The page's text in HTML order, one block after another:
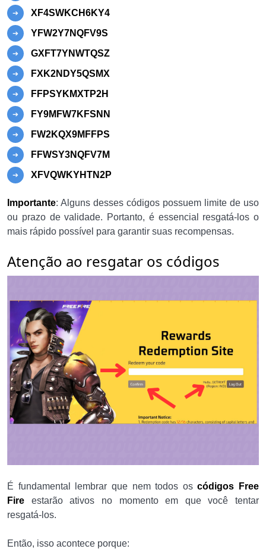
XF4SWKCH6KY4
YFW2Y7NQFV9S
GXFT7YNWTQSZ
FXK2NDY5QSMX
FFPSYKMXTP2H
FY9MFW7KFSNN
FW2KQX9MFFPS
FFWSY3NQFV7M
XFVQWKYHTN2P
Importante: Alguns desses códigos possuem limite de uso
ou prazo de validade. Portanto, é essencial resgatá-los o
mais rápido possível para garantir suas recompensas.
Atenção ao resgatar os códigos
É fundamental lembrar que nem todos oscódigos Free
Fire estarão ativos no momento em que você tentar
resgatá-los.
Então, isso acontece porque: